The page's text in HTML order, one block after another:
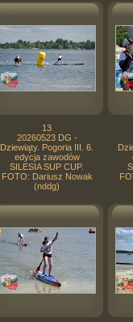
13
20260523 DG -
Dziewiąty. Pogoria III. 6.
edycja zawodów
SILESIA SUP CUP.
FOTO: Dariusz Nowak
(nddg)